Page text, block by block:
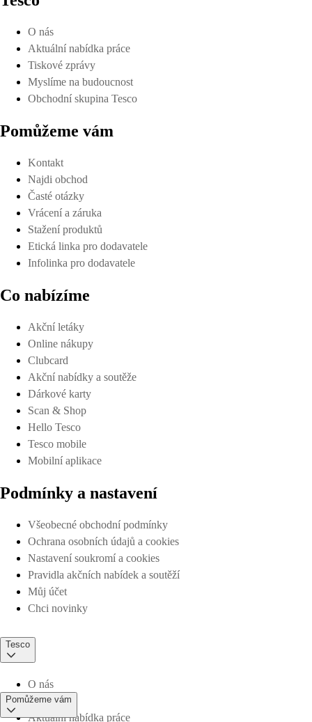
O nás
Aktuální nabídka práce
Tiskové zprávy
Myslíme na budoucnost
Obchodní skupina Tesco
Pomůžeme vám
Kontakt
Najdi obchod
Časté otázky
Vrácení a záruka
Stažení produktů
Etická linka pro dodavatele
Infolinka pro dodavatele
Co nabízíme
Akční letáky
Online nákupy
Clubcard
Akční nabídky a soutěže
Dárkové karty
Scan & Shop
Hello Tesco
Tesco mobile
Mobilní aplikace
Podmínky a nastavení
Všeobecné obchodní podmínky
Ochrana osobních údajů a cookies
Nastavení soukromí a cookies
Pravidla akčních nabídek a soutěží
Můj účet
Chci novinky
Tesco
O nás
Aktuální nabídka práce
Pomůžeme vám